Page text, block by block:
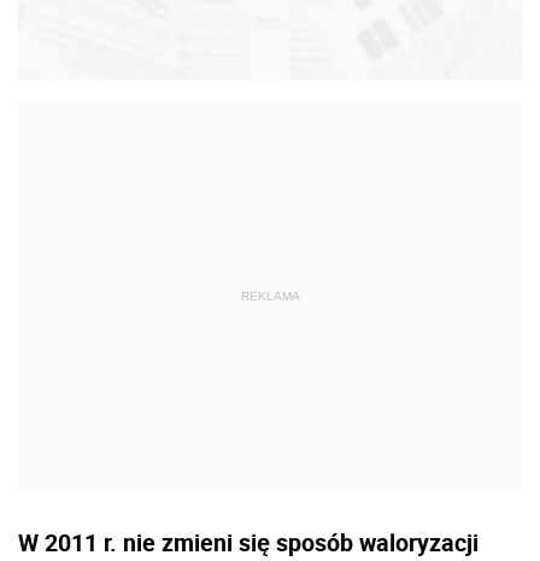
W 2011 r. nie zmieni się sposób waloryzacji